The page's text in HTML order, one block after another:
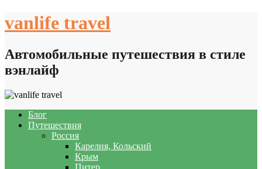
to
vanlife travel
Автомобильные путешествия в стиле
вэнлайф
Блог
Путешествия
Россия
Карелия, Кольский
Крым
Питер